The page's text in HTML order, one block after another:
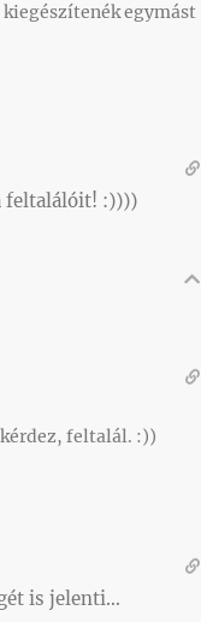
egymást
feltalálóit! :))))
feltalál. :))
is jelenti…